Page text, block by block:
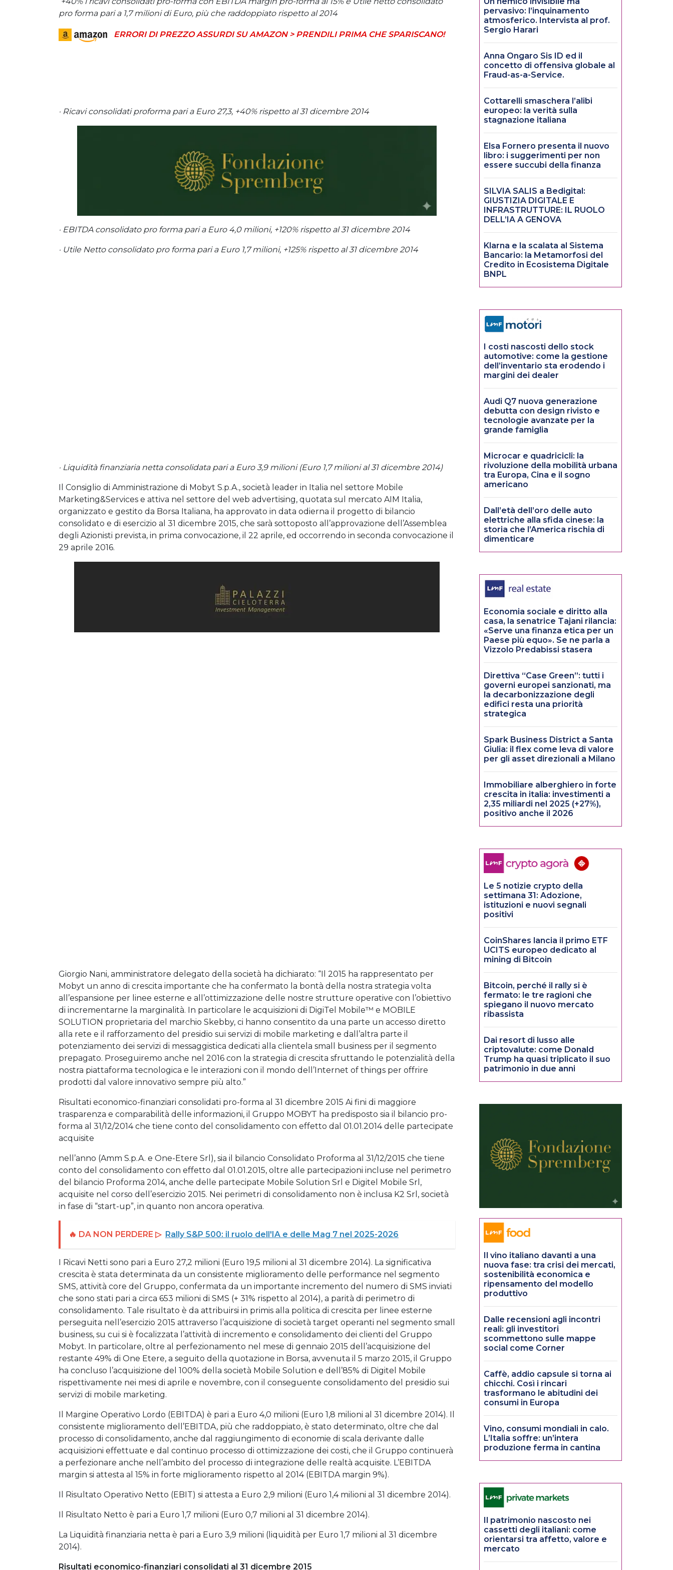
pro forma pari a 1,7 milioni di Euro, più che raddoppiato rispetto al 2014
ERRORI DI PREZZO ASSURDI SU AMAZON > PRENDILI PRIMA CHE SPARISCANO!
· Ricavi consolidati proforma pari a Euro 27,3, +40% rispetto al 31 dicembre 2014
· EBITDA consolidato pro forma pari a Euro 4,0 milioni, +120% rispetto al 31 dicembre 2014
· Utile Netto consolidato pro forma pari a Euro 1,7 milioni, +125% rispetto al 31 dicembre 2014
· Liquidità finanziaria netta consolidata pari a Euro 3,9 milioni (Euro 1,7 milioni al 31 dicembre 2014)
Il Consiglio di Amministrazione di Mobyt S.p.A., società leader in Italia nel settore Mobile
Marketing&Services e attiva nel settore del web advertising, quotata sul mercato AIM Italia,
organizzato e gestito da Borsa Italiana, ha approvato in data odierna il progetto di bilancio
consolidato e di esercizio al 31 dicembre 2015, che sarà sottoposto all’approvazione dell’Assemblea
degli Azionisti prevista, in prima convocazione, il 22 aprile, ed occorrendo in seconda convocazione il
29 aprile 2016.
Giorgio Nani, amministratore delegato della società ha dichiarato: “Il 2015 ha rappresentato per
Mobyt un anno di crescita importante che ha confermato la bontà della nostra strategia volta
all’espansione per linee esterne e all’ottimizzazione delle nostre strutture operative con l’obiettivo
di incrementarne la marginalità. In particolare le acquisizioni di DigiTel Mobile™ e MOBILE
SOLUTION proprietaria del marchio Skebby, ci hanno consentito da una parte un accesso diretto
alla rete e il rafforzamento del presidio sui servizi di mobile marketing e dall’altra parte il
potenziamento dei servizi di messaggistica dedicati alla clientela small business per il segmento
prepagato. Proseguiremo anche nel 2016 con la strategia di crescita sfruttando le potenzialità della
nostra piattaforma tecnologica e le interazioni con il mondo dell’Internet of things per offrire
prodotti dal valore innovativo sempre più alto.”
Risultati economico-finanziari consolidati pro-forma al 31 dicembre 2015 Ai fini di maggiore
trasparenza e comparabilità delle informazioni, il Gruppo MOBYT ha predisposto sia il bilancio pro-
forma al 31/12/2014 che tiene conto del consolidamento con effetto dal 01.01.2014 delle partecipate
acquisite
nell’anno (Amm S.p.A. e One-Etere Srl), sia il bilancio Consolidato Proforma al 31/12/2015 che tiene
conto del consolidamento con effetto dal 01.01.2015, oltre alle partecipazioni incluse nel perimetro
del bilancio Proforma 2014, anche delle partecipate Mobile Solution Srl e Digitel Mobile Srl,
acquisite nel corso dell’esercizio 2015. Nei perimetri di consolidamento non è inclusa K2 Srl, società
in fase di “start-up”, in quanto non ancora operativa.
🔥 DA NON PERDERE ▷ Rally S&P 500: il ruolo dell'IA e delle Mag 7 nel 2025-2026
I Ricavi Netti sono pari a Euro 27,2 milioni (Euro 19,5 milioni al 31 dicembre 2014). La significativa
crescita è stata determinata da un consistente miglioramento delle performance nel segmento
SMS, attività core del Gruppo, confermata da un importante incremento del numero di SMS inviati
che sono stati pari a circa 653 milioni di SMS (+ 31% rispetto al 2014), a parità di perimetro di
consolidamento. Tale risultato è da attribuirsi in primis alla politica di crescita per linee esterne
perseguita nell’esercizio 2015 attraverso l’acquisizione di società target operanti nel segmento small
business, su cui si è focalizzata l’attività di incremento e consolidamento dei clienti del Gruppo
Mobyt. In particolare, oltre al perfezionamento nel mese di gennaio 2015 dell’acquisizione del
restante 49% di One Etere, a seguito della quotazione in Borsa, avvenuta il 5 marzo 2015, il Gruppo
ha concluso l’acquisizione del 100% della società Mobile Solution e dell’85% di Digitel Mobile
rispettivamente nei mesi di aprile e novembre, con il conseguente consolidamento del presidio sui
servizi di mobile marketing.
Il Margine Operativo Lordo (EBITDA) è pari a Euro 4,0 milioni (Euro 1,8 milioni al 31 dicembre 2014). Il
consistente miglioramento dell’EBITDA, più che raddoppiato, è stato determinato, oltre che dal
processo di consolidamento, anche dal raggiungimento di economie di scala derivante dalle
acquisizioni effettuate e dal continuo processo di ottimizzazione dei costi, che il Gruppo continuerà
a perfezionare anche nell’ambito del processo di integrazione delle realtà acquisite. L’EBITDA
margin si attesta al 15% in forte miglioramento rispetto al 2014 (EBITDA margin 9%).
Il Risultato Operativo Netto (EBIT) si attesta a Euro 2,9 milioni (Euro 1,4 milioni al 31 dicembre 2014).
Il Risultato Netto è pari a Euro 1,7 milioni (Euro 0,7 milioni al 31 dicembre 2014).
La Liquidità finanziaria netta è pari a Euro 3,9 milioni (liquidità per Euro 1,7 milioni al 31 dicembre
2014).
Risultati economico-finanziari consolidati al 31 dicembre 2015
pervasivo: l’inquinamento
atmosferico. Intervista al prof.
Sergio Harari
Anna Ongaro Sis ID ed il
concetto di offensiva globale al
Fraud-as-a-Service.
Cottarelli smaschera l’alibi
europeo: la verità sulla
stagnazione italiana
Elsa Fornero presenta il nuovo
libro: i suggerimenti per non
essere succubi della finanza
SILVIA SALIS a Bedigital:
GIUSTIZIA DIGITALE E
INFRASTRUTTURE: IL RUOLO
DELL’IA A GENOVA
Klarna e la scalata al Sistema
Bancario: la Metamorfosi del
Credito in Ecosistema Digitale
BNPL
I costi nascosti dello stock
automotive: come la gestione
dell’inventario sta erodendo i
margini dei dealer
Audi Q7 nuova generazione
debutta con design rivisto e
tecnologie avanzate per la
grande famiglia
Microcar e quadricicli: la
rivoluzione della mobilità urbana
tra Europa, Cina e il sogno
americano
Dall’età dell’oro delle auto
elettriche alla sfida cinese: la
storia che l’America rischia di
dimenticare
Economia sociale e diritto alla
casa, la senatrice Tajani rilancia:
«Serve una finanza etica per un
Paese più equo». Se ne parla a
Vizzolo Predabissi stasera
Direttiva “Case Green”: tutti i
governi europei sanzionati, ma
la decarbonizzazione degli
edifici resta una priorità
strategica
Spark Business District a Santa
Giulia: il flex come leva di valore
per gli asset direzionali a Milano
Immobiliare alberghiero in forte
crescita in italia: investimenti a
2,35 miliardi nel 2025 (+27%),
positivo anche il 2026
Le 5 notizie crypto della
settimana 31: Adozione,
istituzioni e nuovi segnali
positivi
CoinShares lancia il primo ETF
UCITS europeo dedicato al
mining di Bitcoin
Bitcoin, perché il rally si è
fermato: le tre ragioni che
spiegano il nuovo mercato
ribassista
Dai resort di lusso alle
criptovalute: come Donald
Trump ha quasi triplicato il suo
patrimonio in due anni
Il vino italiano davanti a una
nuova fase: tra crisi dei mercati,
sostenibilità economica e
ripensamento del modello
produttivo
Dalle recensioni agli incontri
reali: gli investitori
scommettono sulle mappe
social come Corner
Caffè, addio capsule si torna ai
chicchi. Così i rincari
trasformano le abitudini dei
consumi in Europa
Vino, consumi mondiali in calo.
L’Italia soffre: un’intera
produzione ferma in cantina
Il patrimonio nascosto nei
cassetti degli italiani: come
orientarsi tra affetto, valore e
mercato